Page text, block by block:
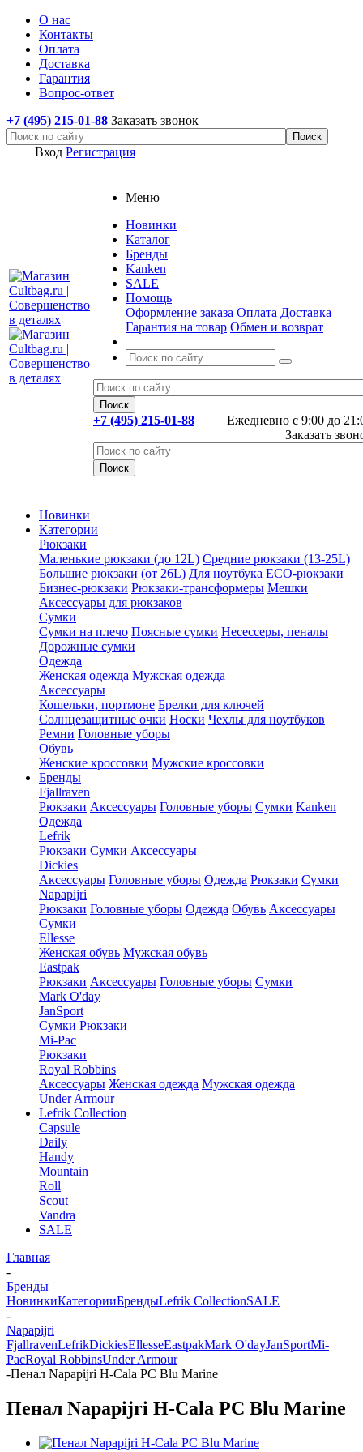
О нас
Контакты
Оплата
Доставка
Гарантия
Вопрос-ответ
+7 (495) 215-01-88 Заказать звонок
Вход Регистрация
Меню
Новинки
Каталог
Бренды
Kanken
SALE
Помощь
Оформление заказа Оплата Доставка
Гарантия на товар Обмен и возврат
Ежедневно с 9:00 до
+7 (495) 215-01-88
Заказать
Новинки
Категории
Рюкзаки
Маленькие рюкзаки (до 12L) Средние рюкзаки (13-25L)
Большие рюкзаки (от 26L) Для ноутбука ECO-рюкзаки
Бизнес-рюкзаки Рюкзаки-трансформеры Мешки
Аксессуары для рюкзаков
Сумки
Сумки на плечо Поясные сумки Несессеры, пеналы
Дорожные сумки
Одежда
Женская одежда Мужская одежда
Аксессуары
Кошельки, портмоне Брелки для ключей
Солнцезащитные очки Носки Чехлы для ноутбуков
Ремни Головные уборы
Обувь
Женские кроссовки Мужские кроссовки
Бренды
Fjallraven
Рюкзаки Аксессуары Головные уборы Сумки Kanken
Одежда
Lefrik
Рюкзаки Сумки Аксессуары
Dickies
Аксессуары Головные уборы Одежда Рюкзаки Сумки
Napapijri
Рюкзаки Головные уборы Одежда Обувь Аксессуары
Сумки
Ellesse
Женская обувь Мужская обувь
Eastpak
Рюкзаки Аксессуары Головные уборы Сумки
Mark O'day
JanSport
Сумки Рюкзаки
Mi-Pac
Рюкзаки
Royal Robbins
Аксессуары Женская одежда Мужская одежда
Under Armour
Lefrik Collection
Capsule
Daily
Handy
Mountain
Roll
Scout
Vandra
SALE
Главная
-
Бренды
НовинкиКатегорииБрендыLefrik CollectionSALE
-
Napapijri
FjallravenLefrikDickiesEllesseEastpakMark O'dayJanSportMi-
PacRoyal RobbinsUnder Armour
-Пенал Napapijri H-Cala PC Blu Marine
Пенал Napapijri H-Cala PC Blu Marine